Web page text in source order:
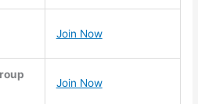
Join Now
Join Now